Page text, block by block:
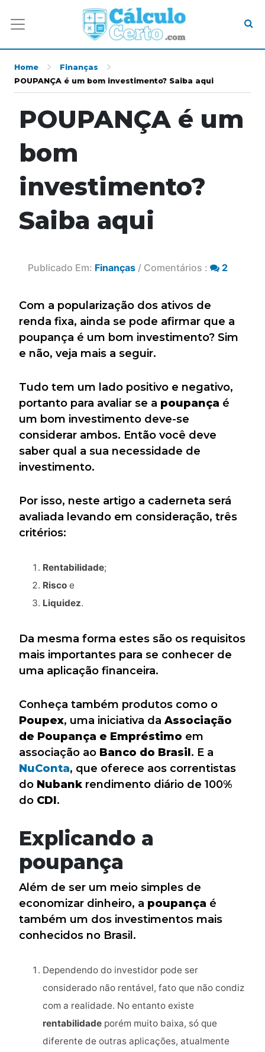
Home
Finanças
POUPANÇA é um bom investimento? Saiba aqui
POUPANÇA é um
bom
investimento?
Saiba aqui
Publicado Em: Finanças / Comentários : 2
Com a popularização dos ativos de
renda fixa, ainda se pode afirmar que a
poupança é um bom investimento? Sim
e não, veja mais a seguir.
Tudo tem um lado positivo e negativo,
portanto para avaliar se a poupança é
um bom investimento deve-se
considerar ambos. Então você deve
saber qual a sua necessidade de
investimento.
Por isso, neste artigo a caderneta será
avaliada levando em consideração, três
critérios:
Rentabilidade;
Risco e
Liquidez.
Da mesma forma estes são os requisitos
mais importantes para se conhecer de
uma aplicação financeira.
Conheça também produtos como o
Poupex, uma iniciativa da Associação
de Poupança e Empréstimo em
associação ao Banco do Brasil. E a
NuConta, que oferece aos correntistas
do Nubank rendimento diário de 100%
do CDI.
Explicando a
poupança
Além de ser um meio simples de
economizar dinheiro, a poupança é
também um dos investimentos mais
conhecidos no Brasil.
Dependendo do investidor pode ser
considerado não rentável, fato que não condiz
com a realidade. No entanto existe
rentabilidade porém muito baixa, só que
diferente de outras aplicações, atualmente